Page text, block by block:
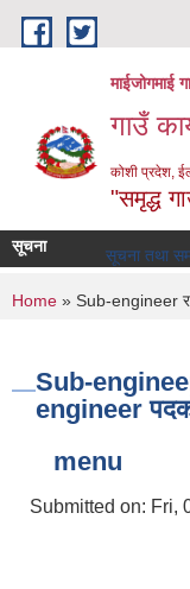
Skip to main content
माईजोगमाई
गाउँ
कोशी प्रदेश,
"समृद्ध
सूचना सूचना तथा
You are
Home » Sub-engineer र
Sub-
engineer
menu
Submitted on: Fri,